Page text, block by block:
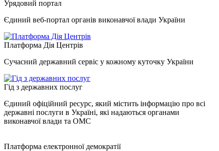
Урядовий портал
Єдиний веб-портал органів виконавчої влади України
Платформа Дія Центрів
Сучасний державний сервіс у кожному куточку України
Гід з державних послуг
Єдиний офіційний ресурс, який містить інформацію про всі
державні послуги в Україні, які надаються органами
виконавчої влади та ОМС
Платформа електронної демократії